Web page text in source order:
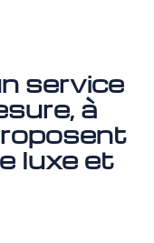
service
à
luxe et